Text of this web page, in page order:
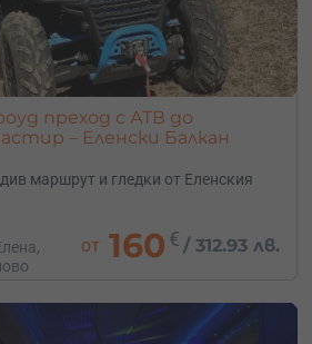
преход с АТВ до
– Еленски Балкан
маршрут и гледки от Еленския
от 160 € /312.93 лв.